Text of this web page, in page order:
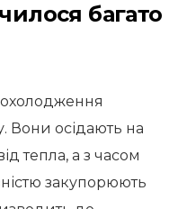
багато
Вони осідають на
тепла, а з часом
закупорюють